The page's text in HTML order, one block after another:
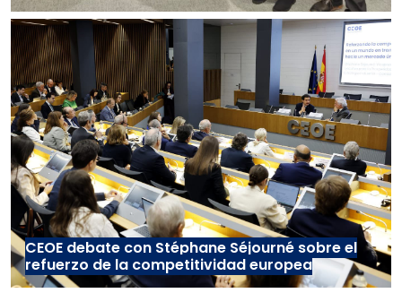
CEOE debate con Stéphane Séjourné sobre el
refuerzo de la competitividad europea